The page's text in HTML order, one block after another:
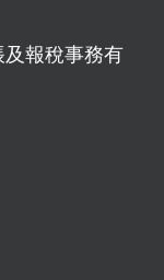
報稅事務有